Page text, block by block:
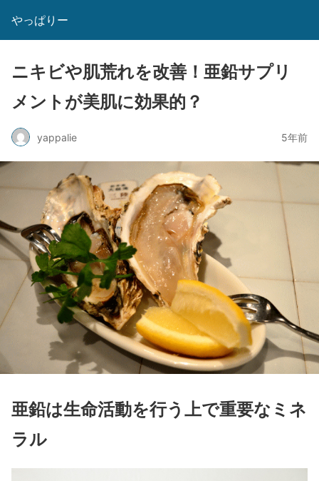
やっぱりー
ニキビや肌荒れを改善！亜鉛サプリ
メントが美肌に効果的？
yappalie 5年前
亜鉛は生命活動を行う上で重要なミネ
ラル